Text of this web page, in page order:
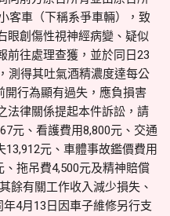
客車（下稱系爭車輛），致
眼創傷性視神經病變、疑似
前往處理查獲，並於同日23
測得其吐氣酒精濃度達每公
開行為顯有過失，應負損害
法律關係提起本件訴訟，請
元、看護費用8,800元、交通
元、車體事故鑑價費用
、拖吊費4,500元及精神賠償
餘有關工作收入減少損失、
4月13日因車子維修另行支